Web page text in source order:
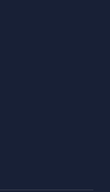
한 부분의 정보
해 주시면 상담
이루어집니다.